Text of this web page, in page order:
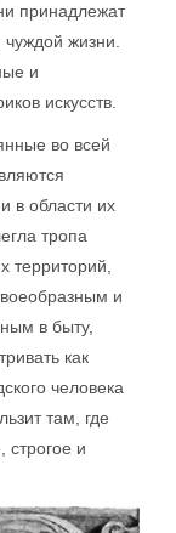
принадлежат
жизни.
и
искусств.
во всей
в области их
тропа
территорий,
и
в быту,
как
человека
там, где
строгое и